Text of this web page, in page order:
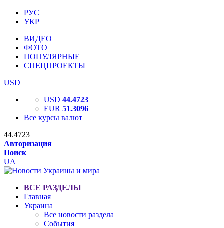
РУС
УКР
ВИДЕО
ФОТО
ПОПУЛЯРНЫЕ
СПЕЦПРОЕКТЫ
USD
USD 44.4723
EUR 51.3096
Все курсы валют
44.4723
Авторизация
Поиск
UA
ВСЕ РАЗДЕЛЫ
Главная
Украина
Все новости раздела
События